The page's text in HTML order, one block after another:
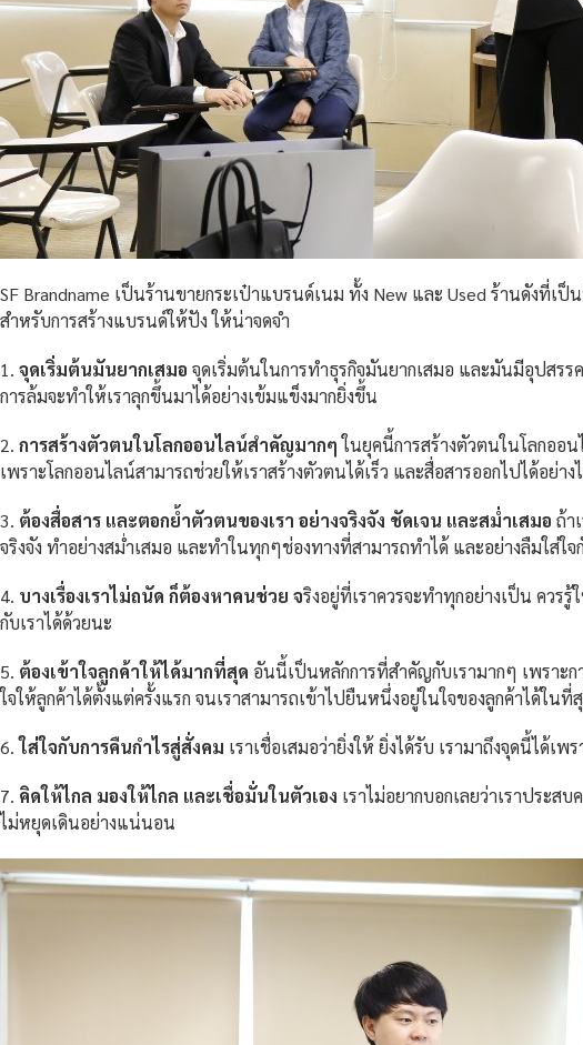
SF Brandname เป็นร้านขายกระเป๋าแบรนด์เนม ทั้ง New และ Used ร้านดังที่
สำหรับการสร้างแบรนด์ให้ปัง ให้น่าจดจำ
1. จุดเริ่มต้นมันยากเสมอ จุดเริ่มต้นในการทำธุรกิจมันยากเสมอ และมันมีอุปสร
การล้มจะทำให้เราลุกขึ้นมาได้อย่างเข้มแข็งมากยิ่งขึ้น
2. การสร้างตัวตนในโลกออนไลน์สำคัญมากๆในยุคนี้การสร้างตัวตนในโลกออ
เพราะโลกออนไลน์สามารถช่วยให้เราสร้างตัวตนได้เร็ว และสื่อสารออกไปได้อย่
3. ต้องสื่อสาร และตอกย้ำตัวตนของเรา อย่างจริงจัง ชัดเจน และสม่ำเสมอ ถ้า
จริงจัง ทำอย่างสม่ำเสมอ และทำในทุกๆช่องทางที่สามารถทำได้ และอย่างลืมใส่
4. บางเรื่องเราไม่ถนัด ก็ต้องหาคนช่วย จริงอยู่ที่เราควรจะทำทุกอย่างเป็น ควร
กับเราได้ด้วยนะ
5. ต้องเข้าใจลูกค้าให้ได้มากที่สุด อันนี้เป็นหลักการที่สำคัญกับเรามากๆ เพราะก
ใจให้ลูกค้าได้ตั้งแต่ครั้งแรก จนเราสามารถเข้าไปยืนหนึ่งอยู่ในใจของลูกค้าได้ในที่
6.ใส่ใจกับการคืนกำไรสู่สั่งคม เราเชื่อเสมอว่ายิ่งให้ ยิ่งได้รับ เรามาถึงจุดนี้ได้
7. คิดให้ไกล มองให้ไกล และเชื่อมั่นในตัวเอง เราไม่อยากบอกเลยว่าเราประส
ไม่หยุดเดินอย่างแน่นอน